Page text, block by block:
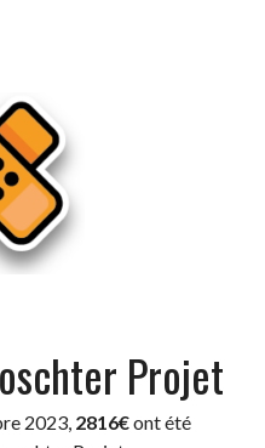
Projet
2023, 2816€ont été